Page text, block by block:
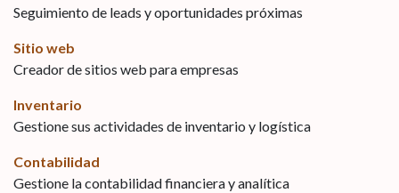
Seguimiento de leads y oportunidades próximas
Sitio web
Creador de sitios web para empresas
Inventario
Gestione sus actividades de inventario y logística
Contabilidad
Gestione la contabilidad financiera y analítica